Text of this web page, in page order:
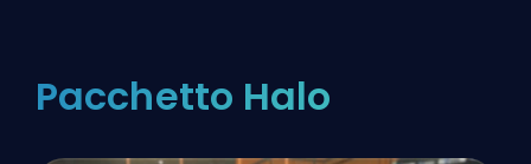
Pacchetto Halo